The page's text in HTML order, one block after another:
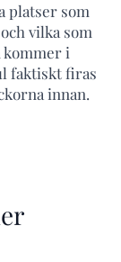
platser som
vilka som
kommer i
faktiskt firas
innan.